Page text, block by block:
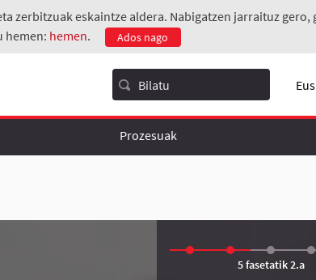
zerbitzuak eskaintze aldera. Nabigatzen jarraituz
hemen: hemen. Ados nago
Prozesuak
5 fasetatik 2.a